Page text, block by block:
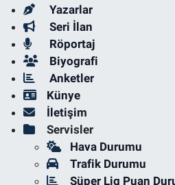
Yazarlar
Seri İlan
Röportaj
Biyografi
Anketler
Künye
İletişim
Servisler
Hava Durumu
Trafik Durumu
Süper Lig Puan